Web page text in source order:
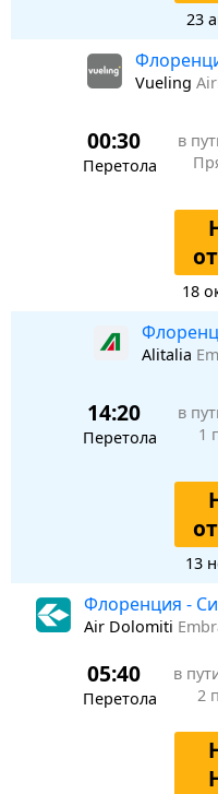
23
Vueling
00:30
Перетола
в
18
Alitalia
14:20
Перетола
в
1
13
Флоренция -
Air Dolomiti
05:40
Перетола
в
2